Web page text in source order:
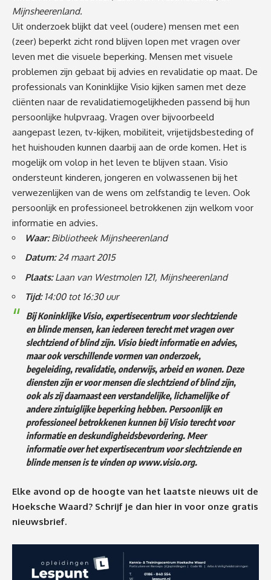
Mijnsheerenland.
Uit onderzoek blijkt dat veel (oudere) mensen met een
(zeer) beperkt zicht rond blijven lopen met vragen over
leven met die visuele beperking. Mensen met visuele
problemen zijn gebaat bij advies en revalidatie op maat. De
professionals van Koninklijke Visio kijken samen met deze
cliënten naar de revalidatiemogelijkheden passend bij hun
persoonlijke hulpvraag. Vragen over bijvoorbeeld
aangepast lezen, tv-kijken, mobiliteit, vrijetijdsbesteding of
het huishouden kunnen daarbij aan de orde komen. Het is
mogelijk om volop in het leven te blijven staan. Visio
ondersteunt kinderen, jongeren en volwassenen bij het
verwezenlijken van de wens om zelfstandig te leven. Ook
persoonlijk en professioneel betrokkenen zijn welkom voor
informatie en advies.
Waar:Bibliotheek Mijnsheerenland
Datum:24 maart 2015
Plaats:Laan van Westmolen 121, Mijnsheerenland
Tijd:14:00 tot 16:30 uur
BijKoninklijke Visio, expertisecentrum voor slechtziende
en blinde mensen, kan iedereen terecht met vragen over
slechtziend of blind zijn. Visio biedt informatie en advies,
maar ook verschillende vormen van onderzoek,
begeleiding, revalidatie, onderwijs, arbeid en wonen. Deze
diensten zijn er voor mensen die slechtziend of blind zijn,
ook als zij daarnaast een verstandelijke, lichamelijke of
andere zintuiglijke beperking hebben. Persoonlijk en
professioneel betrokkenen kunnen bij Visio terecht voor
informatie en deskundigheidsbevordering. Meer
informatie over het expertisecentrum voor slechtziende en
blinde mensen is te vinden op www.visio.org.
Elke avond op de hoogte van het laatste nieuws uit de
Hoeksche Waard? Schrijf je dan hier in voor onze gratis
nieuwsbrief.